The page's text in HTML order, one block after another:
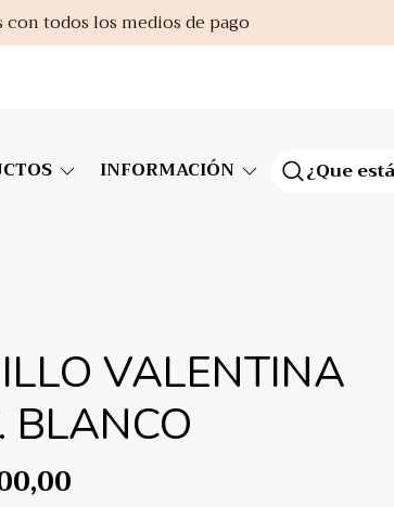
con todos los medios de pago
INFORMACIÓN
VALENTINA
BLANCO